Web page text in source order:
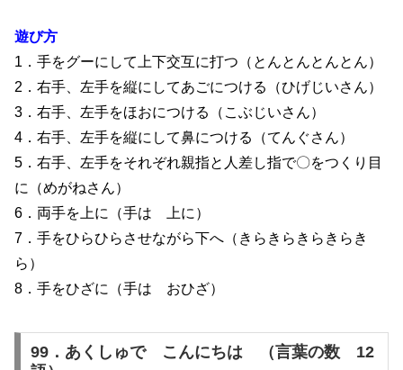
遊び方
1．手をグーにして上下交互に打つ（とんとんとんとん）
2．右手、左手を縦にしてあごにつける（ひげじいさん）
3．右手、左手をほおにつける（こぶじいさん）
4．右手、左手を縦にして鼻につける（てんぐさん）
5．右手、左手をそれぞれ親指と人差し指で〇をつくり目
に（めがねさん）
6．両手を上に（手は 上に）
7．手をひらひらさせながら下へ（きらきらきらきらき
ら）
8．手をひざに（手は おひざ）
99．あくしゅで こんにちは （言葉の数 12